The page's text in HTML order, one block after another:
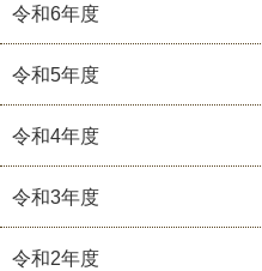
令和6年度
令和5年度
令和4年度
令和3年度
令和2年度